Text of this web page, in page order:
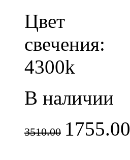
Цвет
свечения:
4300k
В наличии
3510.00 1755.00